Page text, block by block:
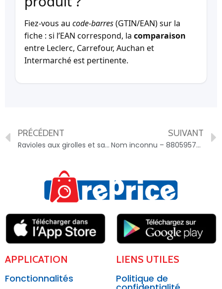
Fiez-vous au code-barres(GTIN/EAN) sur la
fiche : si l’EAN correspond, la comparaison
entre Leclerc, Carrefour, Auchan et
Intermarché est pertinente.
PRÉCÉDENT
Ravioles aux girolles et sauce foie gras – 3701011402605
SUIVANT
Nom inconnu – 8805957024435
APPLICATION
Fonctionnalités
LIENS UTILES
Politique de